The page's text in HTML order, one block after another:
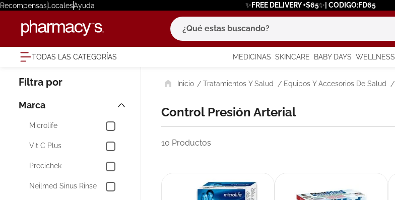
RecompensasLocalesAyuda ✨FREE DELIVERY +$65✨| CODIGO:FD65
¿Qué estas buscando?
TODAS LAS CATEGORÍAS MEDICINAS SKINCARE BABY DAYS WELLNESS
Marca
Microlife
Vit C Plus
Precichek
Neilmed Sinus Rinse
Tratamientos Y Salud Equipos Y Accesorios De Salud
Control Presión Arterial
10 Productos
términos más buscados
1. eucerin
6. degraler
isdin